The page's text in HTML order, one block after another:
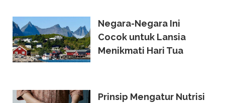
Negara-Negara Ini
Cocok untuk Lansia
Menikmati Hari Tua
Prinsip Mengatur Nutrisi